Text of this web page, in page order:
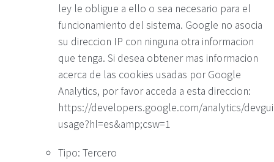
ley le obligue a ello o sea necesario para el
funcionamiento del sistema. Google no asocia
su direccion IP con ninguna otra informacion
que tenga. Si desea obtener mas informacion
acerca de las cookies usadas por Google
Analytics, por favor acceda a esta direccion:
https://developers.google.com/analytics/
usage?hl=es&amp;csw=1
Tipo: Tercero